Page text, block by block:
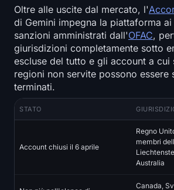
Chi siamo
Lingua
Oltre alle uscite dal mercato, l'
di Gemini impegna la piattaforma
sanzioni amministrati dall'OFAC,
giurisdizioni completamente sotto
escluse del tutto e gli account a cui
regioni non servite possono essere
terminati.
STATO
Account chiusi il 6 aprile
Regno
membri
Australia
Canada,